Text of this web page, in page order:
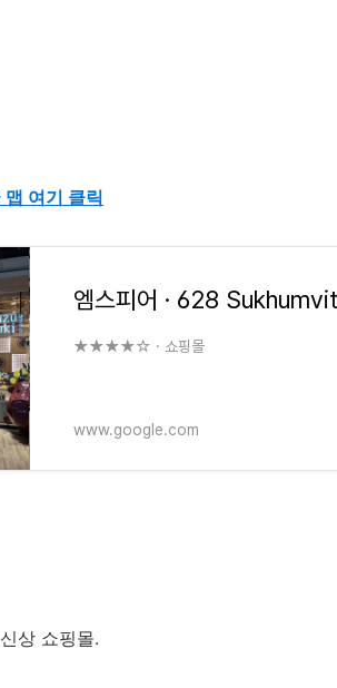
여기 클릭
★★★★☆ · 쇼핑몰
www.google.com
상 쇼핑몰.